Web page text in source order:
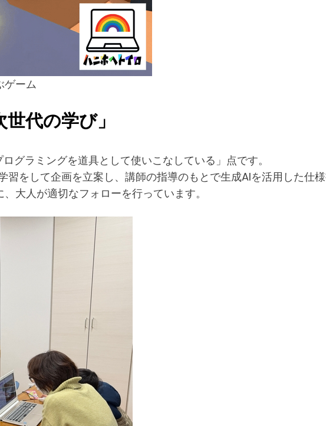
ゲーム
代の学び」
グラミングを道具として使いこなしている」点です。
をして企画を立案し、講師の指導のもとで生成AIを活用した仕
大人が適切なフォローを行っています。